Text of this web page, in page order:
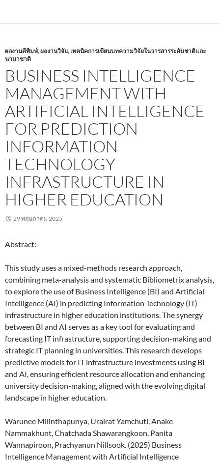
ผลงานตีพิมพ์,ผลงานวิจัย, เทคนิคการเขียนบทความวิจัยในวารสารระดับชาติและ
นานาชาติ
BUSINESS INTELLIGENCE
MANAGEMENT WITH
ARTIFICIAL INTELLIGENCE
FOR PREDICTION
INFORMATION
TECHNOLOGY
INFRASTRUCTURE IN
HIGHER EDUCATION
29 พฤษภาคม 2025
Abstract:
This study uses a mixed-methods research approach,
combining meta-analysis and systematic Bibliometrix analysis,
to explore the use of Business Intelligence (BI) and Artificial
Intelligence (AI) in predicting Information Technology (IT)
infrastructure in higher education institutions. The synergy
between BI and AI serves as a key tool for evaluating and
forecasting IT infrastructure, supporting decision-making and
strategic IT planning in universities. This research develops
predictive models for IT infrastructure investments using BI
and AI, ensuring efficient resource allocation and enhancing
university decision-making, aligned with the evolving digital
landscape in higher education.
Warunee Milinthapunya, Urairat Yamchuti, Anake
Nammakhunt, Chatchada Shawarangkoon, Panita
Wannapiroon, Prachyanun Nillsook. (2025) Business
Intelligence Management with Artificial Intelligence